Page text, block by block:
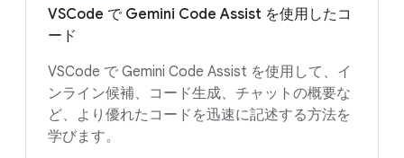
VSCode で Gemini Code Assist を使用したコ
ード
VSCode で Gemini Code Assist を使用して、イ
ンライン候補、コード生成、チャットの概要な
ど、より優れたコードを迅速に記述する方法を
学びます。